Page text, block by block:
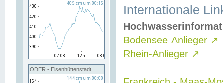
ODER - Eisenhüttenstadt
Internationale
Bodensee-Anlieger ↗
Rhein-Anlieger ↗